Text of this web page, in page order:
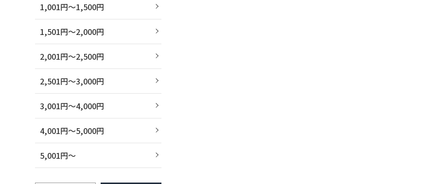
1,001円～1,500円
1,501円～2,000円
2,001円～2,500円
2,501円～3,000円
3,001円～4,000円
4,001円～5,000円
5,001円～